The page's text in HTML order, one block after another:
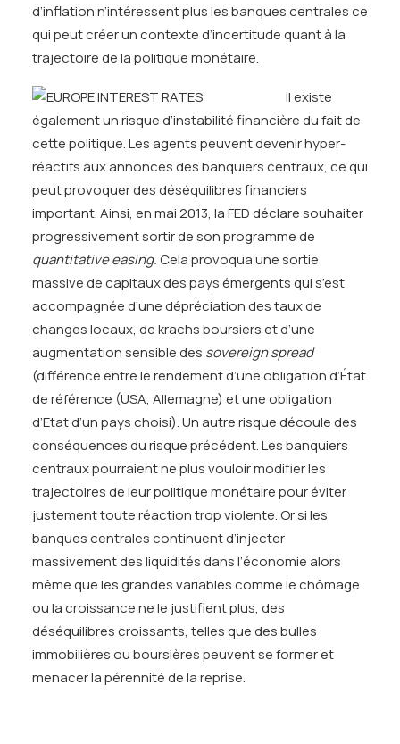
d’inflation n’intéressent plus les banques centrales ce
qui peut créer un contexte d’incertitude quant à la
trajectoire de la politique monétaire.
Il existe
également un risque d’instabilité financière du fait de
cette politique. Les agents peuvent devenir hyper-
réactifs aux annonces des banquiers centraux, ce qui
peut provoquer des déséquilibres financiers
important. Ainsi, en mai 2013, la FED déclare souhaiter
progressivement sortir de son programme de
quantitative easing.Cela provoqua une sortie
massive de capitaux des pays émergents qui s’est
accompagnée d’une dépréciation des taux de
changes locaux, de krachs boursiers et d’une
augmentation sensible des sovereign spread
(différence entre le rendement d’une obligation d’État
de référence (USA, Allemagne) et une obligation
d’Etat d’un pays choisi). Un autre risque découle des
conséquences du risque précédent. Les banquiers
centraux pourraient ne plus vouloir modifier les
trajectoires de leur politique monétaire pour éviter
justement toute réaction trop violente. Or si les
banques centrales continuent d’injecter
massivement des liquidités dans l’économie alors
même que les grandes variables comme le chômage
ou la croissance ne le justifient plus, des
déséquilibres croissants, telles que des bulles
immobilières ou boursières peuvent se former et
menacer la pérennité de la reprise.